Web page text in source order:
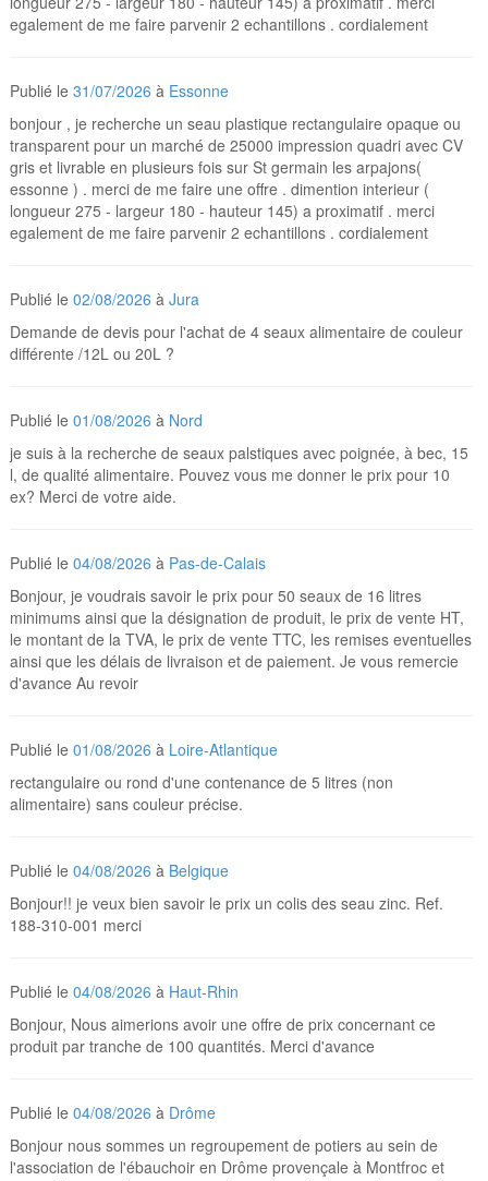
egalement de me faire parvenir 2 echantillons . cordialement
Publié le31/07/2026 à Essonne
bonjour , je recherche un seau plastique rectangulaire opaque ou
transparent pour un marché de 25000 impression quadri avec CV
gris et livrable en plusieurs fois sur St germain les arpajons(
essonne ) . merci de me faire une offre . dimention interieur (
longueur 275 - largeur 180 - hauteur 145) a proximatif . merci
egalement de me faire parvenir 2 echantillons . cordialement
Publié le02/08/2026 àJura
Demande de devis pour l'achat de 4 seaux alimentaire de couleur
différente /12L ou 20L ?
Publié le01/08/2026 à Nord
je suis à la recherche de seaux palstiques avec poignée, à bec, 15
l, de qualité alimentaire. Pouvez vous me donner le prix pour 10
ex? Merci de votre aide.
Publié le04/08/2026 à Pas-de-Calais
Bonjour, je voudrais savoir le prix pour 50 seaux de 16 litres
minimums ainsi que la désignation de produit, le prix de vente HT,
le montant de la TVA, le prix de vente TTC, les remises eventuelles
ainsi que les délais de livraison et de paiement. Je vous remercie
d'avance Au revoir
Publié le01/08/2026 à Loire-Atlantique
rectangulaire ou rond d'une contenance de 5 litres (non
alimentaire) sans couleur précise.
Publié le04/08/2026 à Belgique
Bonjour!! je veux bien savoir le prix un colis des seau zinc. Ref.
188-310-001 merci
Publié le04/08/2026 à Haut-Rhin
Bonjour, Nous aimerions avoir une offre de prix concernant ce
produit par tranche de 100 quantités. Merci d'avance
Publié le04/08/2026 à Drôme
Bonjour nous sommes un regroupement de potiers au sein de
l'association de l'ébauchoir en Drôme provençale à Montfroc et